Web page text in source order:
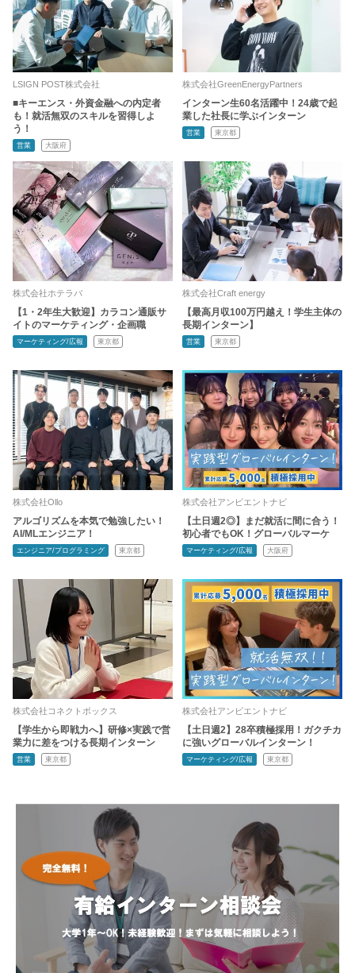
LSIGN POST株式会社
■キーエンス・外資金融への内定者
も！就活無双のスキルを習得しよ
う！
営業 大阪府
株式会社GreenEnergyPartners
インターン生60名活躍中！24歳で起
業した社長に学ぶインターン
営業 東京都
株式会社ホテラバ
【1・2年生大歓迎】カラコン通販サ
イトのマーケティング・企画職
マーケティング/広報 東京都
株式会社Craft energy
【最高月収100万円越え！学生主体の
長期インターン】
営業 東京都
株式会社Ollo
アルゴリズムを本気で勉強したい！
AI/MLエンジニア！
エンジニア/プログラミング 東京都
株式会社アンビエントナビ
【土日週2◎】まだ就活に間に合う！
初心者でもOK！グローバルマーケ
マーケティング/広報 大阪府
株式会社コネクトボックス
【学生から即戦力へ】研修×実践で営
業力に差をつける長期インターン
営業 東京都
株式会社アンビエントナビ
【土日週2】28卒積極採用！ガクチカ
に強いグローバルインターン！
マーケティング/広報 東京都